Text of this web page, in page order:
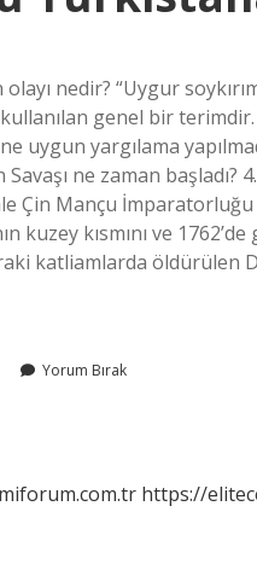
nedir? “Uygur
genel bir
uygun yargılama
ne zaman başladı?
Çin Mançu İmparatorluğu
kuzey kısmını ve
katliamlarda öldürülen
Yorum Bırak
https://